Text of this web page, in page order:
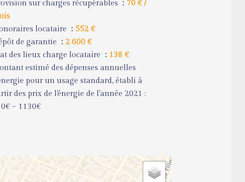
sur charges récupérables
70 € /
locataire
552 €
de garantie
2 600 €
des lieux charge locataire
138 €
estimé des dépenses annuelles
pour un usage standard, établi à
des prix de l'énergie de l'année 2021 :
~ 1130€